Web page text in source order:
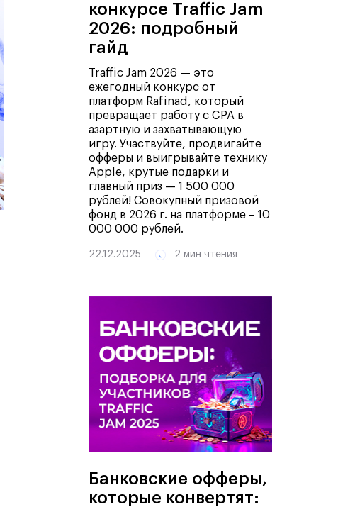
конкурсе Traffic Jam
2026: подробный
гайд
Traffic Jam 2026 — это
ежегодный конкурс от
платформ Rafinad, который
превращает работу с CPA в
азартную и захватывающую
игру. Участвуйте, продвигайте
офферы и выигрывайте технику
Apple, крутые подарки и
главный приз — 1 500 000
рублей! Совокупный призовой
фонд в 2026 г. на платформе – 10
000 000 рублей.
22.12.2025 2 мин чтения
Банковские офферы,
которые конвертят: